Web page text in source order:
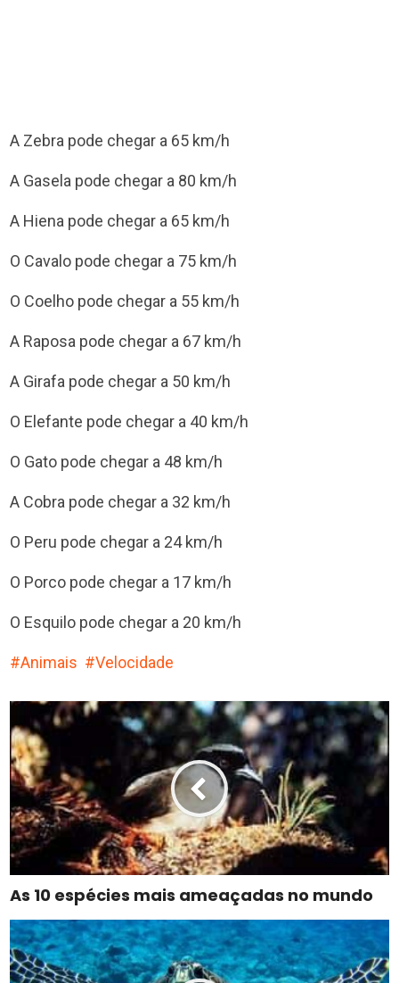
A Zebra pode chegar a 65 km/h
A Gasela pode chegar a 80 km/h
A Hiena pode chegar a 65 km/h
O Cavalo pode chegar a 75 km/h
O Coelho pode chegar a 55 km/h
A Raposa pode chegar a 67 km/h
A Girafa pode chegar a 50 km/h
O Elefante pode chegar a 40 km/h
O Gato pode chegar a 48 km/h
A Cobra pode chegar a 32 km/h
O Peru pode chegar a 24 km/h
O Porco pode chegar a 17 km/h
O Esquilo pode chegar a 20 km/h
Animais Velocidade
As 10 espécies mais ameaçadas no mundo